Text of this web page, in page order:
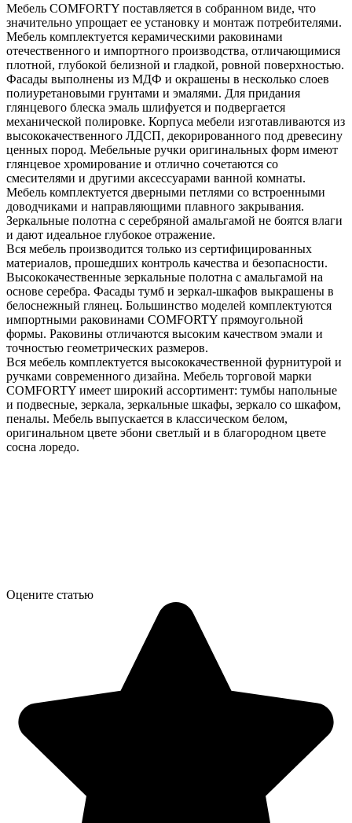
Мебель COMFORTY поставляется в собранном виде, что
значительно упрощает ее установку и монтаж потребителями.
Мебель комплектуется керамическими раковинами
отечественного и импортного производства, отличающимися
плотной, глубокой белизной и гладкой, ровной поверхностью.
Фасады выполнены из МДФ и окрашены в несколько слоев
полиуретановыми грунтами и эмалями. Для придания
глянцевого блеска эмаль шлифуется и подвергается
механической полировке. Корпуса мебели изготавливаются из
высококачественного ЛДСП, декорированного под древесину
ценных пород. Мебельные ручки оригинальных форм имеют
глянцевое хромирование и отлично сочетаются со
смесителями и другими аксессуарами ванной комнаты.
Мебель комплектуется дверными петлями со встроенными
доводчиками и направляющими плавного закрывания.
Зеркальные полотна с серебряной амальгамой не боятся влаги
и дают идеальное глубокое отражение.
Вся мебель производится только из сертифицированных
материалов, прошедших контроль качества и безопасности.
Высококачественные зеркальные полотна с амальгамой на
основе серебра. Фасады тумб и зеркал-шкафов выкрашены в
белоснежный глянец. Большинство моделей комплектуются
импортными раковинами COMFORTY прямоугольной
формы. Раковины отличаются высоким качеством эмали и
точностью геометрических размеров.
Вся мебель комплектуется высококачественной фурнитурой и
ручками современного дизайна. Мебель торговой марки
COMFORTY имеет широкий ассортимент: тумбы напольные
и подвесные, зеркала, зеркальные шкафы, зеркало со шкафом,
пеналы. Мебель выпускается в классическом белом,
оригинальном цвете эбони светлый и в благородном цвете
сосна лоредо.
Оцените статью